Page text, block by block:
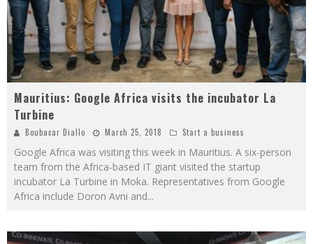
Mauritius: Google Africa visits the incubator La
Turbine
Boubacar Diallo March 25, 2018 Start a business
Google Africa was visiting this week in Mauritius. A six-person
team from the Africa-based IT giant visited the startup
incubator La Turbine in Moka. Representatives from Google
Africa include Doron Avni and...